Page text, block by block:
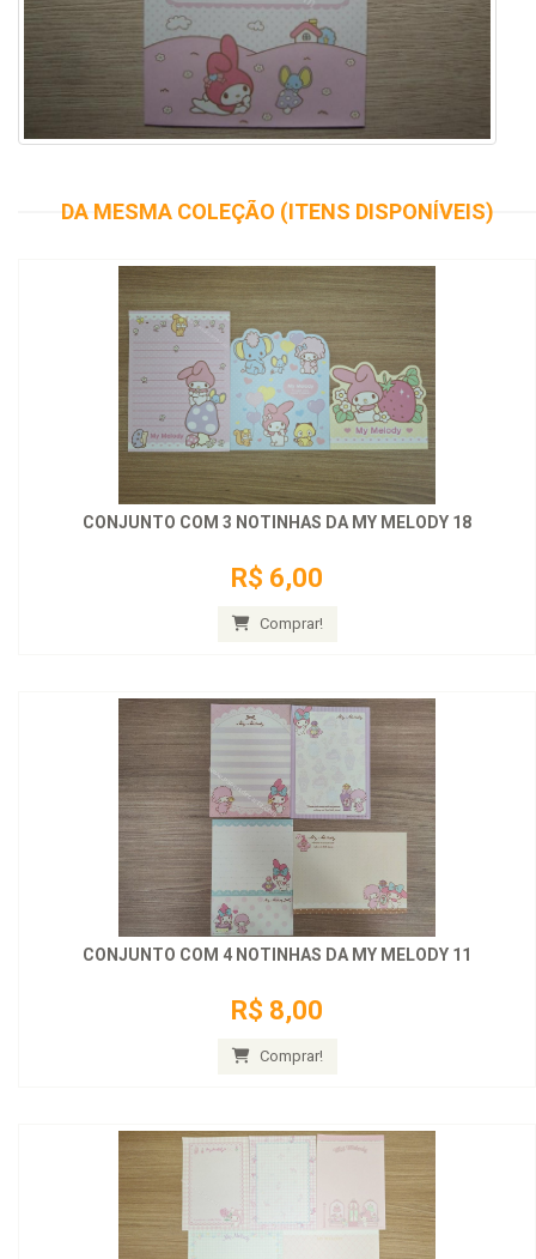
DA MESMA COLEÇÃO (ITENS DISPONÍVEIS)
CONJUNTO COM 3 NOTINHAS DA MY MELODY 18
R$ 6,00
Comprar!
CONJUNTO COM 4 NOTINHAS DA MY MELODY 11
R$ 8,00
Comprar!